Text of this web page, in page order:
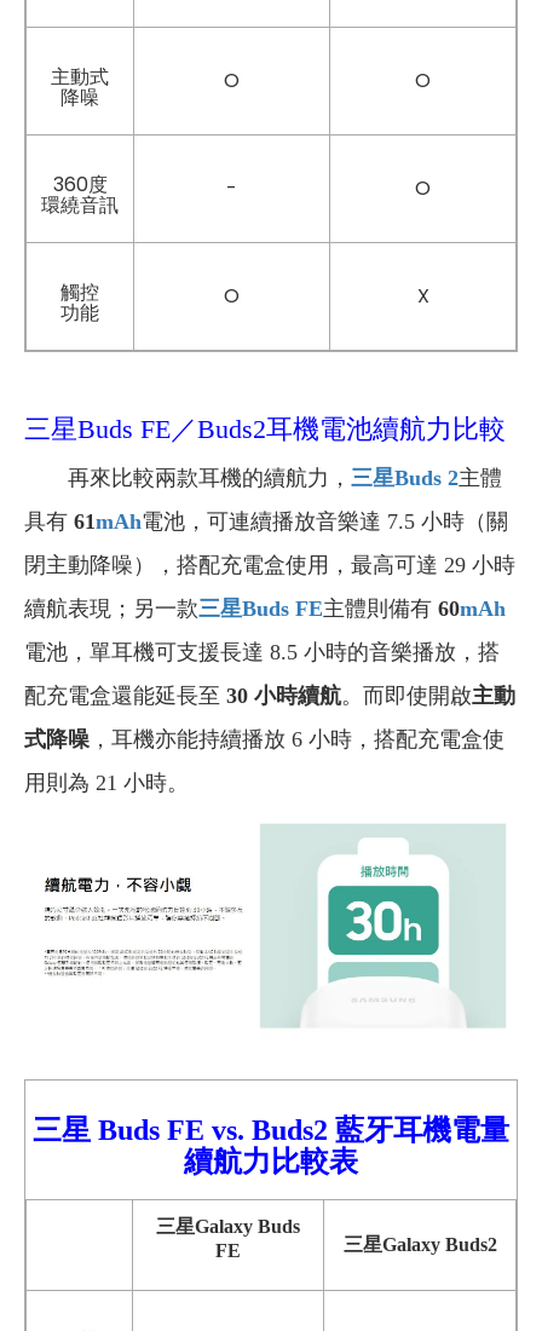
主動式
降噪
O O
360度
環繞音訊
- O
觸控
功能
O X
三星Buds FE／Buds2耳機電池續航力比較
再來比較兩款耳機的續航力， 三星Buds 2主體
具有 61mAh電池，可連續播放音樂達 7.5 小時（關
閉主動降噪），搭配充電盒使用，最高可達 29 小時
續航表現；另一款三星Buds FE主體則備有 60mAh
電池，單耳機可支援長達 8.5 小時的音樂播放，搭
配充電盒還能延長至 30 小時續航。而即使開啟主動
式降噪 ，耳機亦能持續播放 6 小時，搭配充電盒使
用則為 21 小時。
三星 Buds FE vs. Buds2 藍牙耳機電量
續航力比較表
三星Galaxy Buds
FE
三星Galaxy Buds2